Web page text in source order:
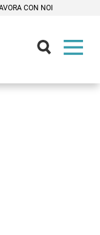
CON NOI